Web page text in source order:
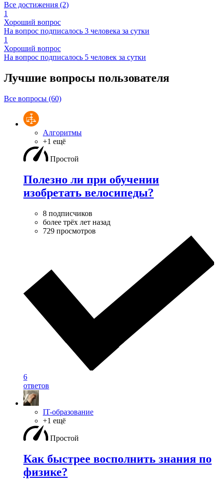
Все достижения (2)
1
Хороший вопрос
На вопрос подписалось 3 человека за сутки
1
Хороший вопрос
На вопрос подписалось 5 человек за сутки
Лучшие вопросы пользователя
Все вопросы (60)
Алгоритмы
+1 ещё
Простой
Полезно ли при обучении
изобретать велосипеды?
8 подписчиков
более трёх лет назад
729 просмотров
6
ответов
IT-образование
+1 ещё
Простой
Как быстрее восполнить знания по
физике?